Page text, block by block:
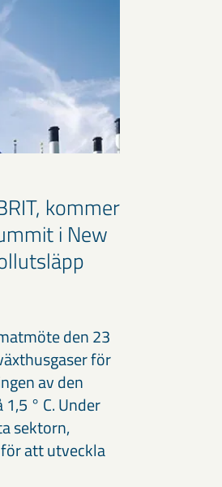
kommer
i New
den 23
för
av den
° C. Under
sektorn,
att utveckla